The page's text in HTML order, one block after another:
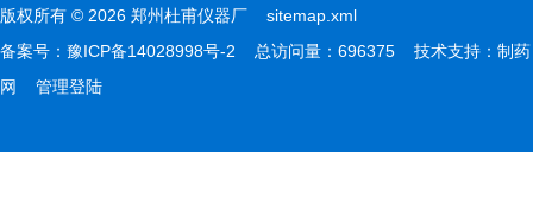
版权所有 © 2026 郑州杜甫仪器厂 sitemap.xml
备案号： 豫ICP备14028998号-2 总访问量：696375 技术支持： 制药
网
管理登陆